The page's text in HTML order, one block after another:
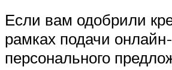
Если вам одобрили
рамках подачи
персонального